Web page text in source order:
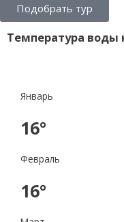
Подобрать тур
Температура воды
Январь
16°
Февраль
16°